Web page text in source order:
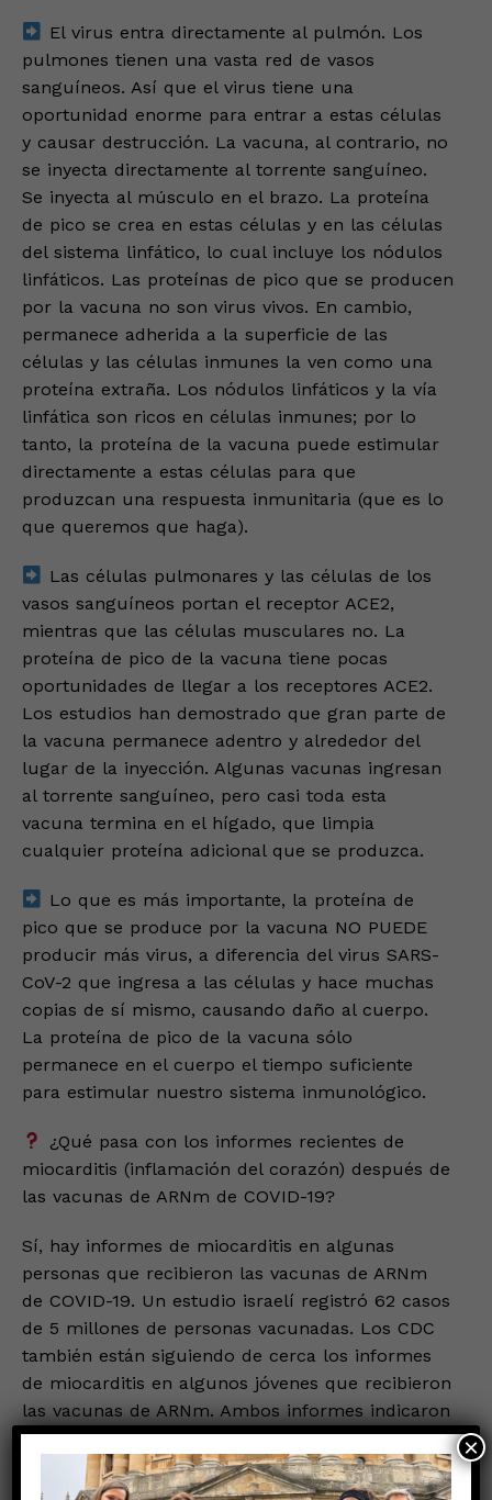
El virus entra directamente al pulmón. Los
pulmones tienen una vasta red de vasos
sanguíneos. Así que el virus tiene una
oportunidad enorme para entrar a estas células
y causar destrucción. La vacuna, al contrario, no
se inyecta directamente al torrente sanguíneo.
Se inyecta al músculo en el brazo. La proteína
de pico se crea en estas células y en las células
del sistema linfático, lo cual incluye los nódulos
linfáticos. Las proteínas de pico que se producen
por la vacuna no son virus vivos. En cambio,
permanece adherida a la superficie de las
células y las células inmunes la ven como una
proteína extraña. Los nódulos linfáticos y la vía
linfática son ricos en células inmunes; por lo
tanto, la proteína de la vacuna puede estimular
directamente a estas células para que
produzcan una respuesta inmunitaria (que es lo
que queremos que haga).
Las células pulmonares y las células de los
vasos sanguíneos portan el receptor ACE2,
mientras que las células musculares no. La
proteína de pico de la vacuna tiene pocas
oportunidades de llegar a los receptores ACE2.
Los estudios han demostrado que gran parte de
la vacuna permanece adentro y alrededor del
lugar de la inyección. Algunas vacunas ingresan
al torrente sanguíneo, pero casi toda esta
vacuna termina en el hígado, que limpia
cualquier proteína adicional que se produzca.
Lo que es más importante, la proteína de
pico que se produce por la vacuna NO PUEDE
producir más virus, a diferencia del virus SARS-
CoV-2 que ingresa a las células y hace muchas
copias de sí mismo, causando daño al cuerpo.
La proteína de pico de la vacuna sólo
permanece en el cuerpo el tiempo suficiente
para estimular nuestro sistema inmunológico.
¿Qué pasa con los informes recientes de
miocarditis (inflamación del corazón) después de
las vacunas de ARNm de COVID-19?
Sí, hay informes de miocarditis en algunas
personas que recibieron las vacunas de ARNm
de COVID-19. Un estudio israelí registró 62 casos
de 5 millones de personas vacunadas. Los CDC
también están siguiendo de cerca los informes
de miocarditis en algunos jóvenes que recibieron
las vacunas de ARNm. Ambos informes indicaron
que la miocarditis en estas personas era leve. No
se ha establecido un vínculo firme entre la
miocarditis y las vacunas contra COVID-19.
×